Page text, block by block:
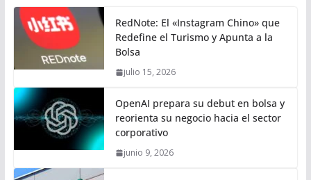
RedNote: El «Instagram Chino» que
Redefine el Turismo y Apunta a la
Bolsa
julio 15, 2026
OpenAI prepara su debut en bolsa y
reorienta su negocio hacia el sector
corporativo
junio 9, 2026